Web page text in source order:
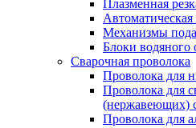
Плазменная
Механизмы
Блоки водяного
Сварочная проволока
Проволока для
Проволока для
(нержавеющих)
Проволока для